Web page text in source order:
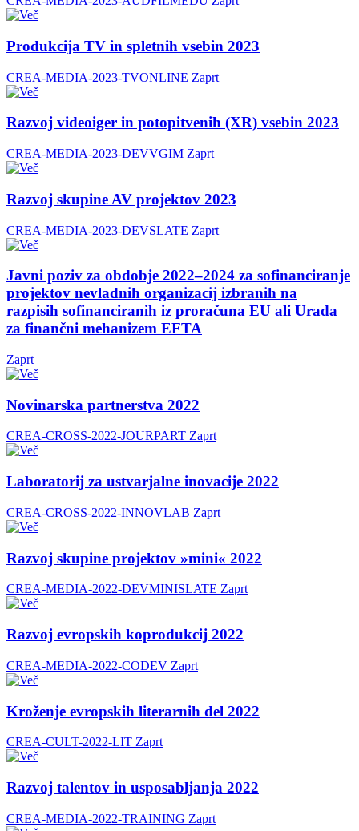
Produkcija TV in spletnih vsebin 2023
CREA-MEDIA-2023-TVONLINE Zaprt
Razvoj videoiger in potopitvenih (XR) vsebin 2023
CREA-MEDIA-2023-DEVVGIM Zaprt
Razvoj skupine AV projektov 2023
CREA-MEDIA-2023-DEVSLATE Zaprt
Javni poziv za obdobje 2022–2024 za sofinanciranje
projektov nevladnih organizacij izbranih na
razpisih sofinanciranih iz proračuna EU ali Urada
za finančni mehanizem EFTA
Zaprt
Novinarska partnerstva 2022
CREA-CROSS-2022-JOURPART Zaprt
Laboratorij za ustvarjalne inovacije 2022
CREA-CROSS-2022-INNOVLAB Zaprt
Razvoj skupine projektov »mini« 2022
CREA-MEDIA-2022-DEVMINISLATE Zaprt
Razvoj evropskih koprodukcij 2022
CREA-MEDIA-2022-CODEV Zaprt
Kroženje evropskih literarnih del 2022
CREA-CULT-2022-LIT Zaprt
Razvoj talentov in usposabljanja 2022
CREA-MEDIA-2022-TRAINING Zaprt